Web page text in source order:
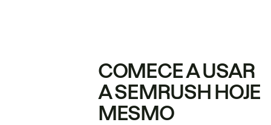
COMECE A USAR
A SEMRUSH HOJE
MESMO